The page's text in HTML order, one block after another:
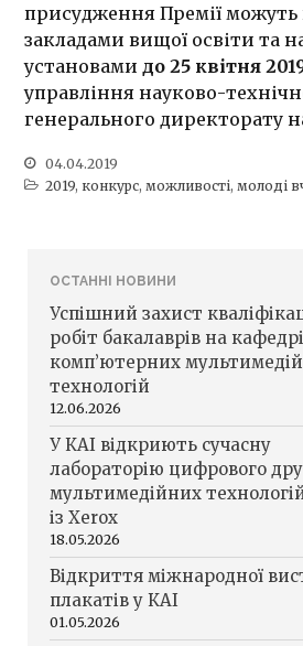
присудження Премії
закладами вищої освіти та
установами до 25 квітня
управління науково-
генерального директорату
04.04.2019
2019, конкурс,можливості,молоді
ОСТАННІ НОВИНИ
Успішний захист
робіт бакалаврів на кафедрі
комп’ютерних
технологій
12.06.2026
У КАІ відкриють сучасну
лабораторію цифрового
мультимедійних
із Xerox
18.05.2026
Відкриття міжнародної
плакатів у КАІ
01.05.2026